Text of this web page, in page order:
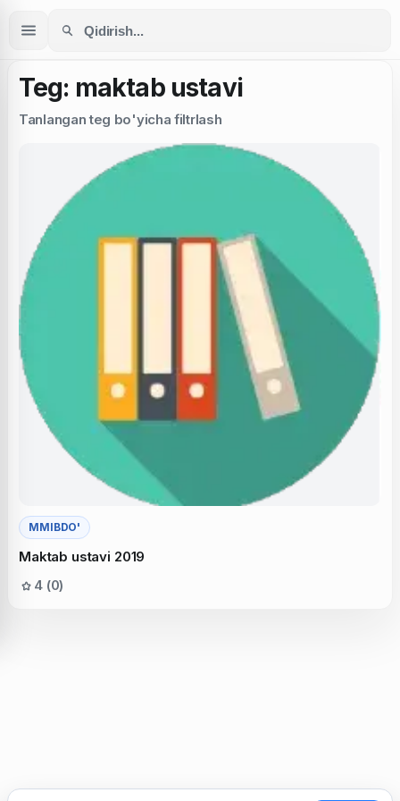
Teg: maktab ustavi
Tanlangan teg bo'yicha filtrlash
MMIBDO'
Maktab ustavi 2019
4 (0)